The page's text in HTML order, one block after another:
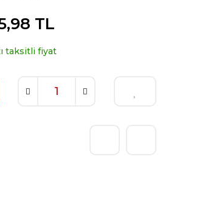
TL
taksitli fiyat